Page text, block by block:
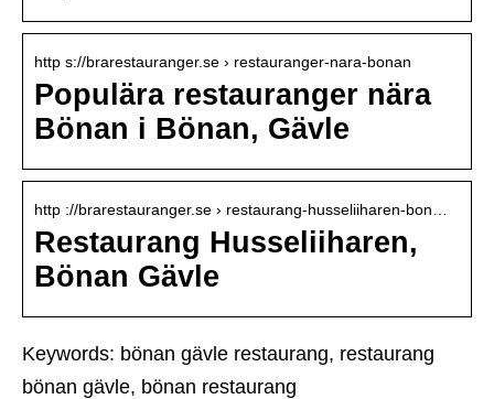
http s://brarestauranger.se › restauranger-nara-bonan
Populära restauranger nära
Bönan i Bönan, Gävle
http ://brarestauranger.se › restaurang-husseliiharen-bon…
Restaurang Husseliiharen,
Bönan Gävle
Keywords: bönan gävle restaurang, restaurang
bönan gävle, bönan restaurang